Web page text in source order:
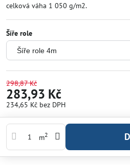
celková váha 1 050 g/m2.
Šíře role
298,87 Kč
283,93 Kč
234,65 Kč bez DPH
m2